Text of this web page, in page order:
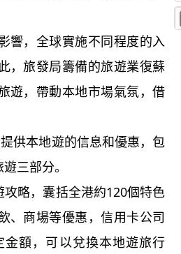
，全球實施不同程度的入
，旅發局籌備的旅遊業復蘇
遊，帶動本地市場氣氛，借
供本地遊的信息和優惠，包
三部分。
略，囊括全港約120個特色
、商場等優惠，信用卡公司
額，可以兌換本地遊旅行